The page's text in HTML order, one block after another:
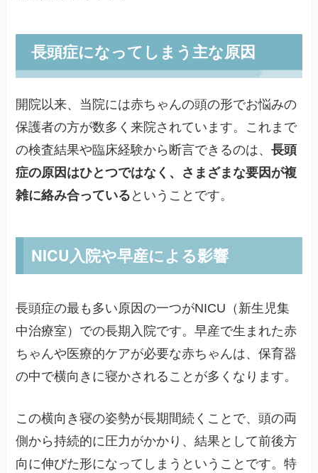
長頭症になってしまう主な原因
開院以来、当院には赤ちゃんの頭の形でお悩みの
保護者の方が数多く来院されています。これまで
の検査結果や臨床経験から断言できるのは、長頭
症の原因はひとつではなく、さまざまな要因が複
雑に絡み合っている ということです。
NICU入院や早産による影響
長頭症の最も多い原因の一つがNICU（新生児集
中治療室）での長期入院です。早産で生まれた赤
ちゃんや医療的ケアが必要な赤ちゃんは、保育器
の中で横向きに寝かされることが多くなります。
この横向き寝の姿勢が長期間続くことで、頭の両
側から持続的に圧力がかかり、結果として前後方
向に伸びた形になってしまうということです。特